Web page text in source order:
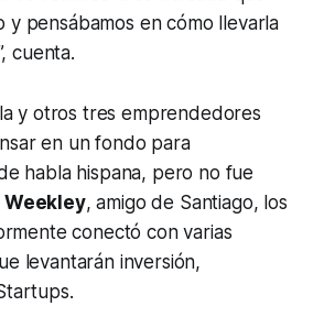
y pensábamos en cómo llevarla
cuenta.
y otros tres emprendedores
en un fondo para
habla hispana, pero no fue
Weekley, amigo de Santiago, los
conectó con varias
levantarán inversión,